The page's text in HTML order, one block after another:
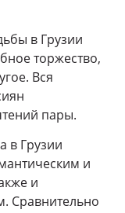
в Грузии
торжество,
Вся
пары.
в Грузии
и
и
Сравнительно